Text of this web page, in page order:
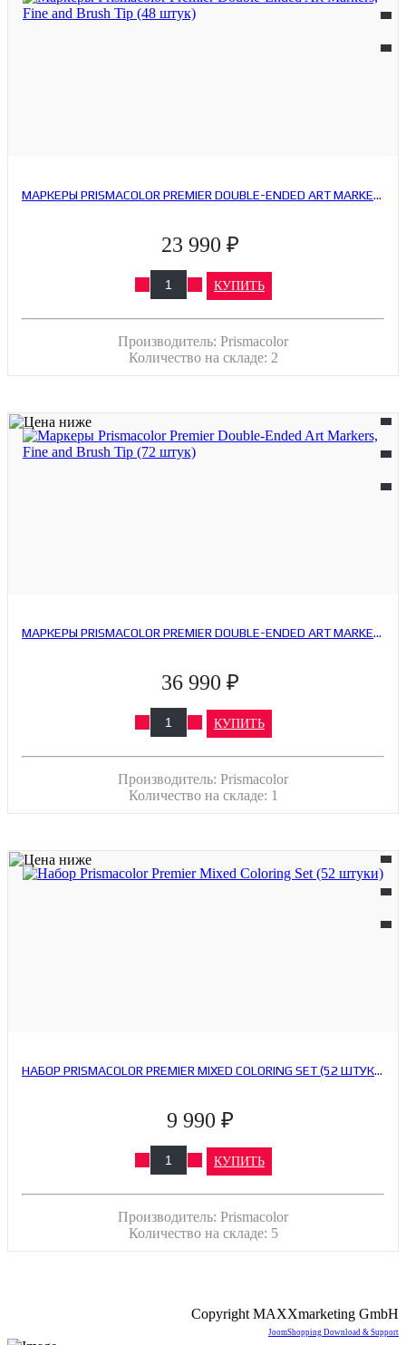
МАРКЕРЫ PRISMACOLOR PREMIER DOUBLE-ENDED ART MARKERS, FINE AND BRUSH TIP (48 ШТУК)
23 990 ₽
КУПИТЬ
Производитель: Prismacolor
Количество на складе: 2
МАРКЕРЫ PRISMACOLOR PREMIER DOUBLE-ENDED ART MARKERS, FINE AND BRUSH TIP (72 ШТУК)
36 990 ₽
КУПИТЬ
Производитель: Prismacolor
Количество на складе: 1
НАБОР PRISMACOLOR PREMIER MIXED COLORING SET (52 ШТУКИ)
9 990 ₽
КУПИТЬ
Производитель: Prismacolor
Количество на складе: 5
Copyright MAXXmarketing GmbH
JoomShopping Download & Support